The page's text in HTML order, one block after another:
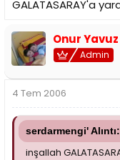
GALATASARAY'a
Onur Yavuz
Admin
4 Tem 2006
serdarmengi' Alıntı:
inşallah